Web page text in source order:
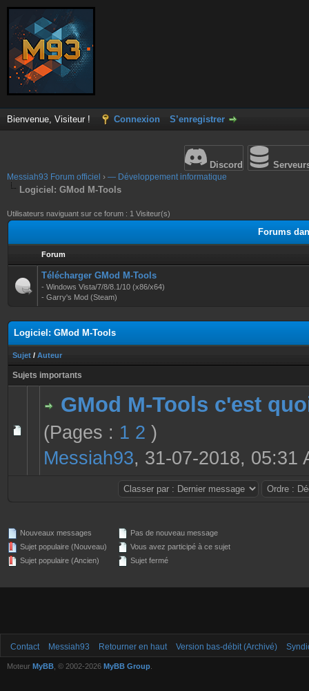
Bienvenue, Visiteur ! Connexion S’enregistrer
Discord
Messiah93 Forum officiel › — Développement informatique
Logiciel: GMod M-Tools
Utilisateurs naviguant sur ce forum : 1 Visiteur(s)
Forums
Forum
Télécharger GMod M-Tools
- Windows Vista/7/8/8.1/10 (x86/x64)
- Garry's Mod (Steam)
Logiciel: GMod M-Tools
Sujet / Auteur
Sujets importants
GMod M-Tools c'est
(Pages : 1 2 )
Messiah93, 31-07-2018, 05:31
0 Votes - 0 sur 5 en moyenne
23
Nouveaux messages
Sujet populaire (Nouveau)
Sujet populaire (Ancien)
Pas de nouveau message
Vous avez participé à ce sujet
Sujet fermé
Contact Messiah93 Retourner en haut Version bas-débit (Archivé)
Moteur MyBB , © 2002-2026 MyBB Group